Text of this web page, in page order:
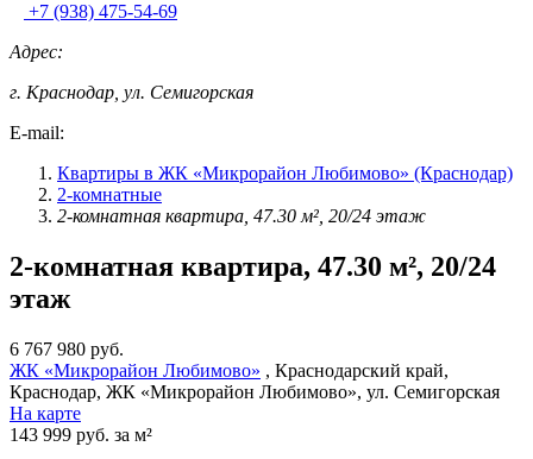
+7 (938) 475-54-69
Адрес:
г. Краснодар, ул. Семигорская
E-mail:
Квартиры в ЖК «Микрорайон Любимово» (Краснодар)
2-комнатные
2-комнатная квартира, 47.30 м², 20/24 этаж
2-комнатная квартира, 47.30 м², 20/24
этаж
6 767 980 руб.
ЖК «Микрорайон Любимово» , Краснодарский край,
Краснодар, ЖК «Микрорайон Любимово», ул. Семигорская
На карте
143 999 руб. за м²